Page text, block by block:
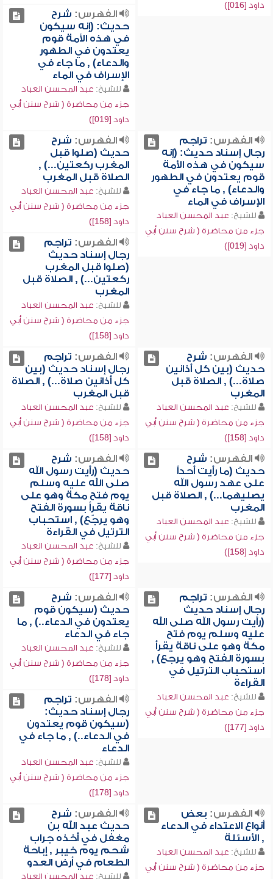
داود [016])
الفهرس: شرح
حديث: (إنه سيكون
في هذه الأمة قوم
يعتدون في الطهور
والدعاء) , ما جاء في
الإسراف في الماء
للشيخ: عبد المحسن العباد
جزء من محاضرة ( شرح سنن أبي
داود [019])
الفهرس: تراجم
رجال إسناد حديث: (إنه
سيكون في هذه الأمة
قوم يعتدون في الطهور
والدعاء) , ما جاء في
الإسراف في الماء
للشيخ: عبد المحسن العباد
جزء من محاضرة ( شرح سنن أبي
داود [019])
الفهرس: شرح
حديث (صلوا قبل
المغرب ركعتين...) ,
الصلاة قبل المغرب
للشيخ: عبد المحسن العباد
جزء من محاضرة ( شرح سنن أبي
داود [158])
الفهرس: تراجم
رجال إسناد حديث
(صلوا قبل المغرب
ركعتين...) , الصلاة قبل
المغرب
للشيخ: عبد المحسن العباد
جزء من محاضرة ( شرح سنن أبي
داود [158])
الفهرس: شرح
حديث (بين كل أذانين
صلاة...) , الصلاة قبل
المغرب
للشيخ: عبد المحسن العباد
جزء من محاضرة ( شرح سنن أبي
داود [158])
الفهرس: تراجم
رجال إسناد حديث (بين
كل أذانين صلاة...) , الصلاة
قبل المغرب
للشيخ: عبد المحسن العباد
جزء من محاضرة ( شرح سنن أبي
داود [158])
الفهرس: شرح
حديث (ما رأيت أحداً
على عهد رسول الله
يصليهما...) , الصلاة قبل
المغرب
للشيخ: عبد المحسن العباد
جزء من محاضرة ( شرح سنن أبي
داود [158])
الفهرس: شرح
حديث (رأيت رسول الله
صلى الله عليه وسلم
يوم فتح مكة وهو على
ناقة يقرأ بسورة الفتح
وهو يرجّع) , استحباب
الترتيل في القراءة
للشيخ: عبد المحسن العباد
جزء من محاضرة ( شرح سنن أبي
داود [177])
الفهرس: تراجم
رجال إسناد حديث
(رأيت رسول الله صلى الله
عليه وسلم يوم فتح
مكة وهو على ناقة يقرأ
بسورة الفتح وهو يرجع) ,
استحباب الترتيل في
القراءة
للشيخ: عبد المحسن العباد
جزء من محاضرة ( شرح سنن أبي
داود [177])
الفهرس: شرح
حديث (سيكون قوم
يعتدون في الدعاء..) , ما
جاء في الدعاء
للشيخ: عبد المحسن العباد
جزء من محاضرة ( شرح سنن أبي
داود [178])
الفهرس: تراجم
رجال إسناد حديث:
(سيكون قوم يعتدون
في الدعاء..) , ما جاء في
الدعاء
للشيخ: عبد المحسن العباد
جزء من محاضرة ( شرح سنن أبي
داود [178])
الفهرس: بعض
أنواع الاعتداء في الدعاء
, الأسئلة
للشيخ: عبد المحسن العباد
جزء من محاضرة ( شرح سنن أبي
الفهرس: شرح
حديث عبد الله بن
مغفل في أخذه جراب
شحم يوم خيبر , إباحة
الطعام في أرض العدو
للشيخ: عبد المحسن العباد